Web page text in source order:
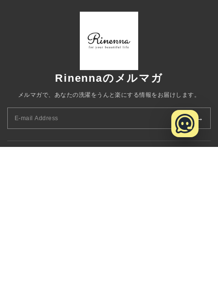
Rinennaのメルマガ
メルマガで、あなたの洗濯をうんと楽にする情報をお届けします。
→